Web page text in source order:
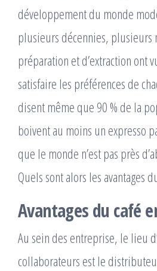
développement du monde
plusieurs décennies, plusieurs
préparation et d’extraction ont
satisfaire les préférences de
disent même que 90 % de la
boivent au moins un expresso
que le monde n’est pas près
Quels sont alors les avantages
Avantages du café
Au sein des entreprise, le lieu
collaborateurs est le